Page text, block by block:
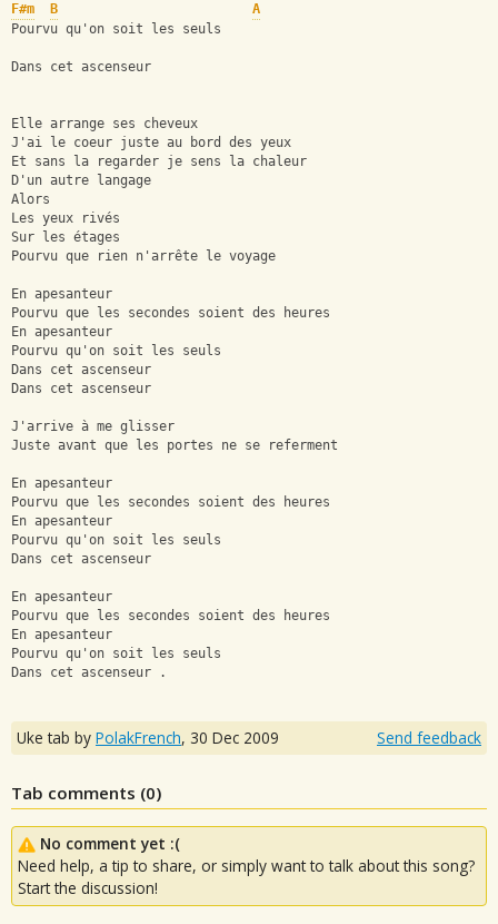
F#m
B
A
Pourvu qu'on soit les seuls
Dans cet ascenseur
Elle arrange ses cheveux
J'ai le coeur juste au bord des yeux
Et sans la regarder je sens la chaleur
D'un autre langage
Alors
Les yeux rivés
Sur les étages
Pourvu que rien n'arrête le voyage
En apesanteur
Pourvu que les secondes soient des heures
En apesanteur
Pourvu qu'on soit les seuls
Dans cet ascenseur
Dans cet ascenseur
J'arrive à me glisser
Juste avant que les portes ne se referment
En apesanteur
Pourvu que les secondes soient des heures
En apesanteur
Pourvu qu'on soit les seuls
Dans cet ascenseur
En apesanteur
Pourvu que les secondes soient des heures
En apesanteur
Pourvu qu'on soit les seuls
Dans cet ascenseur .
Uke tab by PolakFrench, 30 Dec 2009 Send feedback
Tab comments (0)
No comment yet :(
Need help, a tip to share, or simply want to talk about this song?
Start the discussion!